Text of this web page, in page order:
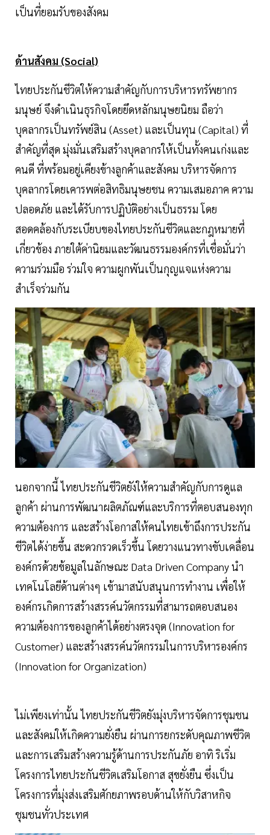
เป็นที่ยอมรับของสังคม
ด้านสังคม (Social)
ไทยประกันชีวิตให้ความสำคัญกับการบริหารทรัพยากร
มนุษย์ จึงดำเนินธุรกิจโดยยึดหลักมนุษยนิยม ถือว่า
บุคลากรเป็นทรัพย์สิน (Asset) และเป็นทุน (Capital) ที่
สำคัญที่สุด มุ่งมั่นเสริมสร้างบุคลากรให้เป็นทั้งคนเก่งและ
คนดี ที่พร้อมอยู่เคียงข้างลูกค้าและสังคม บริหารจัดการ
บุคลากรโดยเคารพต่อสิทธิมนุษยชน ความเสมอภาค ความ
ปลอดภัย และได้รับการปฏิบัติอย่างเป็นธรรม โดย
สอดคล้องกับระเบียบของไทยประกันชีวิตและกฎหมายที่
เกี่ยวข้อง ภายใต้ค่านิยมและวัฒนธรรมองค์กรที่เชื่อมั่นว่า
ความร่วมมือ ร่วมใจ ความผูกพันเป็นกุญแจแห่งความ
สำเร็จร่วมกัน
นอกจากนี้ ไทยประกันชีวิตยังให้ความสำคัญกับการดูแล
ลูกค้า ผ่านการพัฒนาผลิตภัณฑ์และบริการที่ตอบสนองทุก
ความต้องการ และสร้างโอกาสให้คนไทยเข้าถึงการประกัน
ชีวิตได้ง่ายขึ้น สะดวกรวดเร็วขึ้น โดยวางแนวทางขับเคลื่อน
องค์กรด้วยข้อมูลในลักษณะ Data Driven Company นำ
เทคโนโลยีด้านต่างๆ เข้ามาสนับสนุนการทำงาน เพื่อให้
องค์กรเกิดการสร้างสรรค์นวัตกรรมที่สามารถตอบสนอง
ความต้องการของลูกค้าได้อย่างตรงจุด (Innovation for
Customer) และสร้างสรรค์นวัตกรรมในการบริหารองค์กร
(Innovation for Organization)
ไม่เพียงเท่านั้น ไทยประกันชีวิตยังมุ่งบริหารจัดการชุมชน
และสังคมให้เกิดความยั่งยืน ผ่านการยกระดับคุณภาพชีวิต
และการเสริมสร้างความรู้ด้านการประกันภัย อาทิ ริเริ่ม
โครงการไทยประกันชีวิตเสริมโอกาส สุขยั่งยืน ซึ่งเป็น
โครงการที่มุ่งส่งเสริมศักยภาพรอบด้านให้กับวิสาหกิจ
ชุมชนทั่วประเทศ